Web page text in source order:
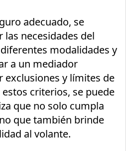
adecuado, se
las necesidades del
modalidades y
a un mediador
exclusiones y límites de
criterios, se puede
que no solo cumpla
que también brinde
al volante.